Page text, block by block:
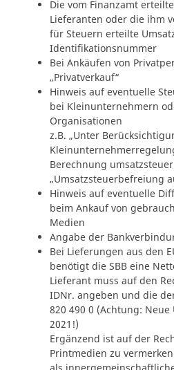
Die vom Finanzamt
Lieferanten oder die ihm
für Steuern erteilte
Identifikationsnummer
Bei Ankäufen von
„Privatverkauf“
Hinweis auf eventuelle
bei Kleinunternehmern
Organisationen
z.B. „Unter
Berechnung
„Umsatzsteuerbefreiung
Hinweis auf eventuelle
beim Ankauf von
Medien
Angabe der
Bei Lieferungen aus den
benötigt die SBB eine
Lieferant muss auf den
IDNr. angeben und die der
820 490 0 (Achtung:
2021!)
Ergänzend ist auf der
Printmedien zu
als